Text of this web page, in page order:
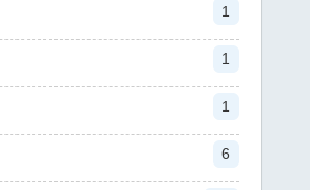
1
1
1
6